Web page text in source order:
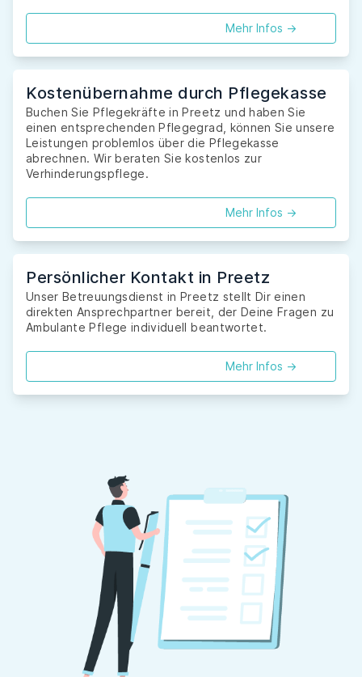
Mehr Infos ->
Kostenübernahme durch Pflegekasse
Buchen Sie Pflegekräfte in Preetz und haben Sie
einen entsprechenden Pflegegrad, können Sie unsere
Leistungen problemlos über die Pflegekasse
abrechnen. Wir beraten Sie kostenlos zur
Verhinderungspflege.
Mehr Infos ->
Persönlicher Kontakt in Preetz
Unser Betreuungsdienst in Preetz stellt Dir einen
direkten Ansprechpartner bereit, der Deine Fragen zu
Ambulante Pflege individuell beantwortet.
Mehr Infos ->